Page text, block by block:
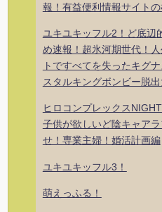
報！有益便利情報サイト
ユキユキッフル2！ど底辺
め速報！超氷河期世代！
トですべてを失ったキグ
スタルキングボンビー脱
ヒロコンプレックス
子供が欲しいど陰キャア
せ！専業主婦！婚活計画編
ユキユキッフル3！
萌えっふる！